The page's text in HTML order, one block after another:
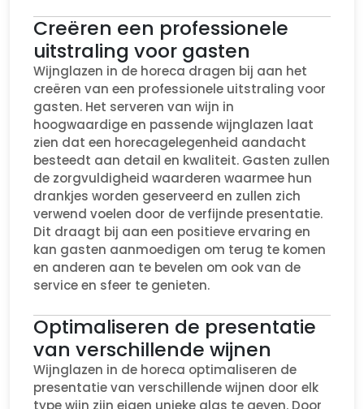
Creëren een professionele
uitstraling voor gasten
Wijnglazen in de horeca dragen bij aan het
creëren van een professionele uitstraling voor
gasten. Het serveren van wijn in
hoogwaardige en passende wijnglazen laat
zien dat een horecagelegenheid aandacht
besteedt aan detail en kwaliteit. Gasten zullen
de zorgvuldigheid waarderen waarmee hun
drankjes worden geserveerd en zullen zich
verwend voelen door de verfijnde presentatie.
Dit draagt bij aan een positieve ervaring en
kan gasten aanmoedigen om terug te komen
en anderen aan te bevelen om ook van de
service en sfeer te genieten.
Optimaliseren de presentatie
van verschillende wijnen
Wijnglazen in de horeca optimaliseren de
presentatie van verschillende wijnen door elk
type wijn zijn eigen unieke glas te geven. Door